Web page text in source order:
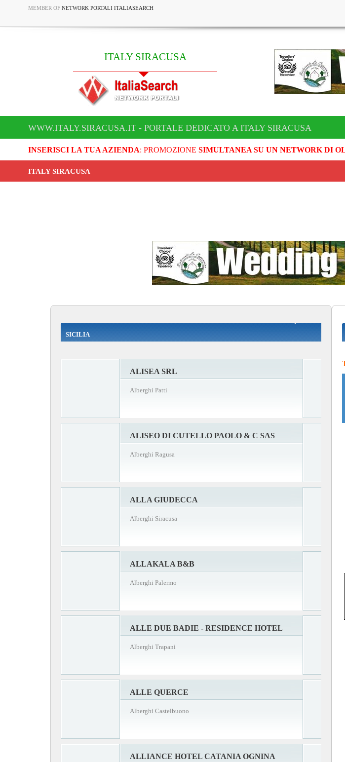
MEMBER OF NETWORK PORTALI ITALIASEARCH
ITALY SIRACUSA
WWW.ITALY.SIRACUSA.IT - PORTALE DEDICATO A ITALY SIRACUSA
INSERISCI LA TUA AZIENDA: PROMOZIONE SIMULTANEA SU UN NETWORK DI
ITALY SIRACUSA
SICILIA
ALISEA SRL
Alberghi Patti
ALISEO DI CUTELLO PAOLO & C SAS
Alberghi Ragusa
ALLA GIUDECCA
Alberghi Siracusa
ALLAKALA B&B
Alberghi Palermo
ALLE DUE BADIE - RESIDENCE HOTEL
Alberghi Trapani
ALLE QUERCE
Alberghi Castelbuono
ALLIANCE HOTEL CATANIA OGNINA